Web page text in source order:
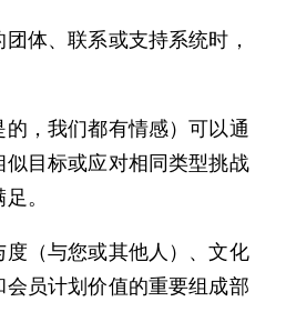
体、联系或支持系统时，
，我们都有情感）可以通
目标或应对相同类型挑战
。
（与您或其他人）、文化
员计划价值的重要组成部